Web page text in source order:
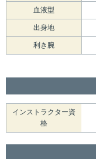
血液型
出身地
利き腕
インストラクター資
格